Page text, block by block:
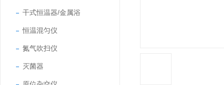
干式恒温器/金属浴
恒温混匀仪
氮气吹扫仪
灭菌器